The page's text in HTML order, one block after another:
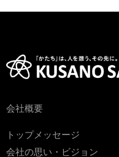
会社概要
トップメッセージ
会社の思い・ビジョン